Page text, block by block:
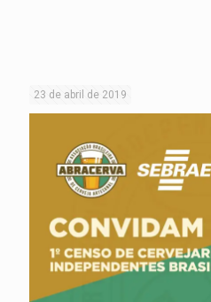
23 de abril de 2019